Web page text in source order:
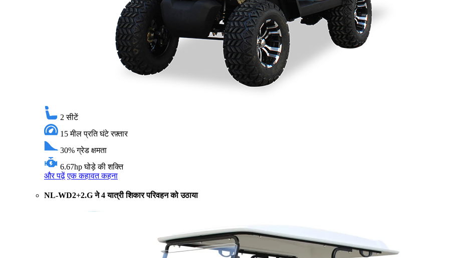
2 सीटें
15 मील प्रति घंटे रफ़्तार
30% ग्रेड क्षमता
6.67hp घोड़े की शक्ति
और पढ़ें एक कहावत कहना
NL-WD2+2.G ने 4 यात्री शिकार परिवहन को उठाया